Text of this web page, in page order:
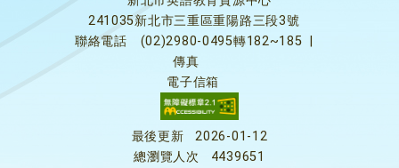
241035新北市三重區重陽路三段3號
聯絡電話
(02)2980-0495轉182~185
傳真
電子信箱
最後更新
2026-01-12
總瀏覽人次
4439651